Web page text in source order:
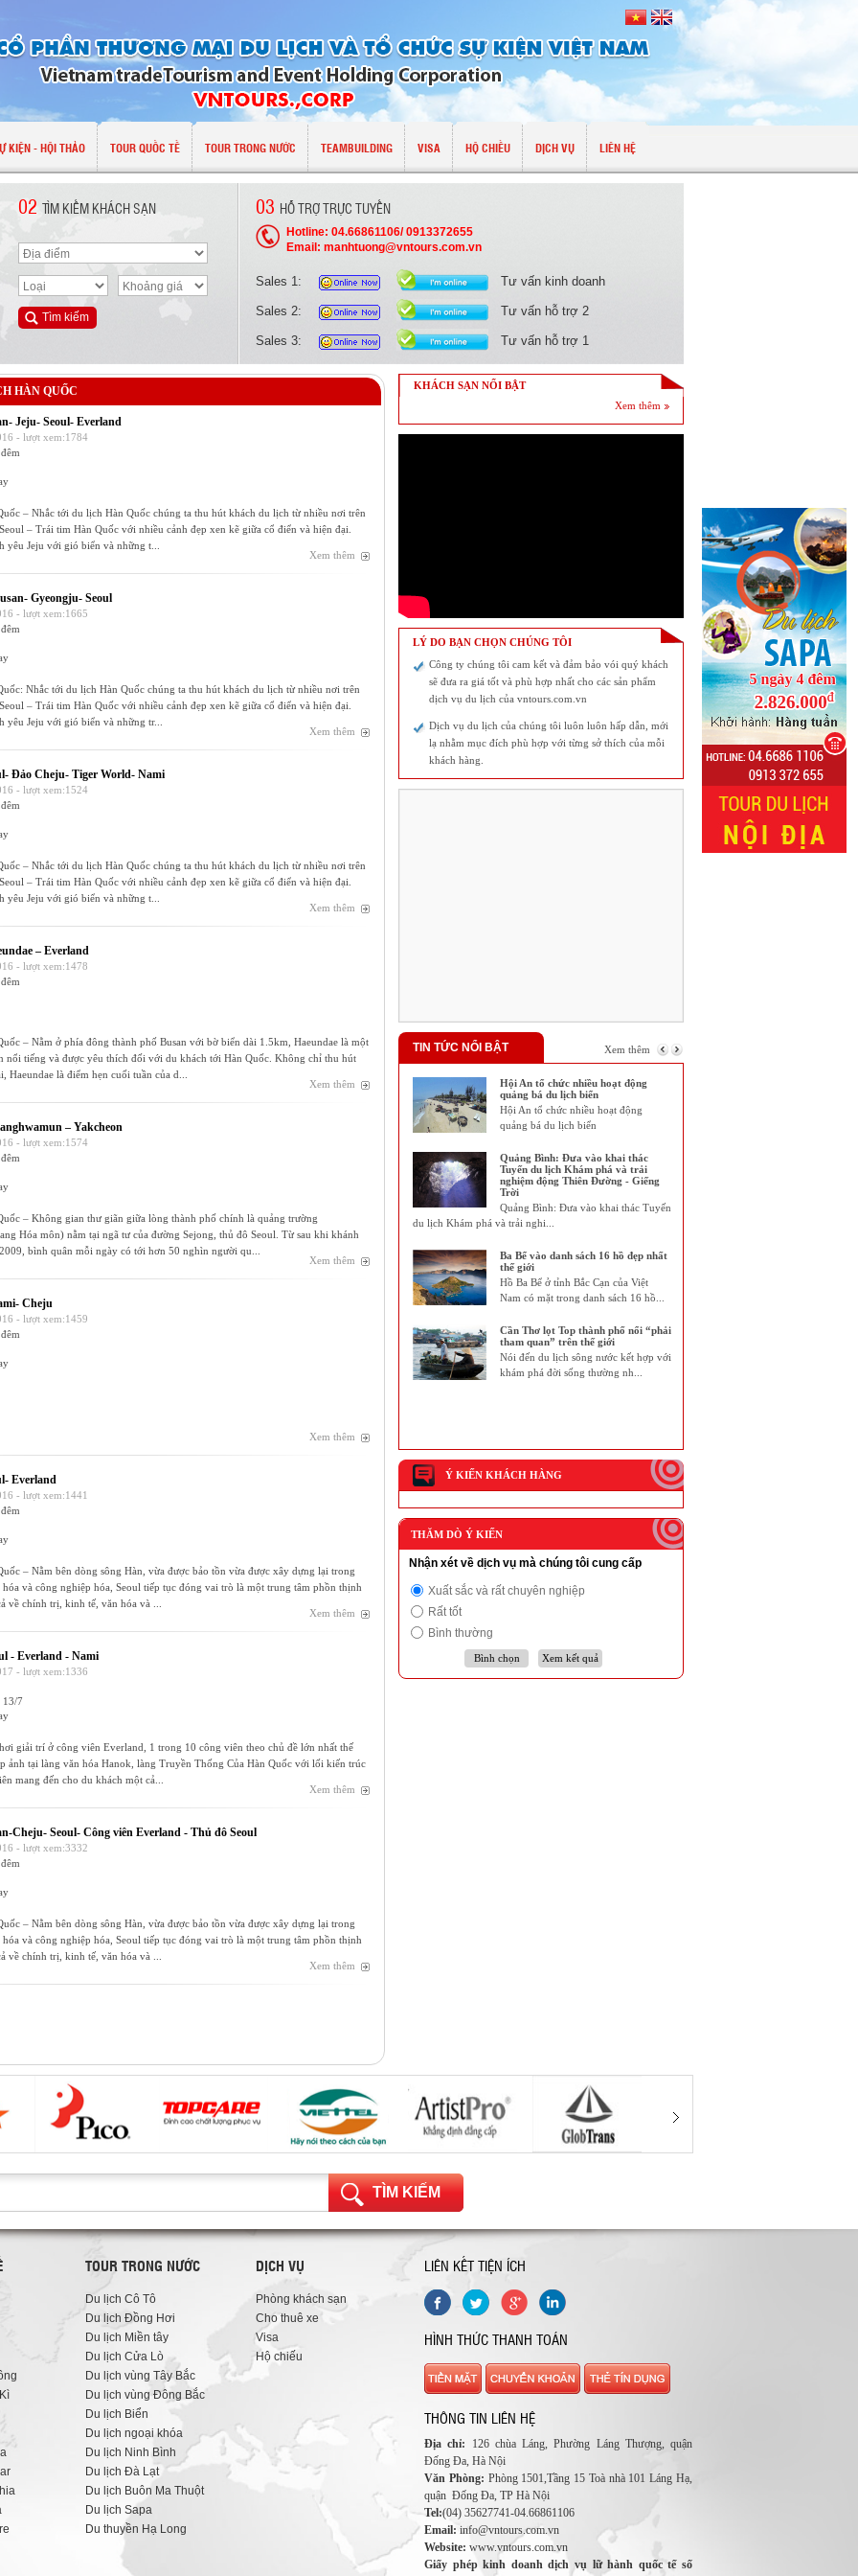
KIỆN - HỘI THẢO TOUR QUỐC TẾ TOUR TRONG NƯỚC TEAMBUILDING VISA HỘ CHIẾU DỊCH VỤ LIÊN HỆ
02 TÌM KIẾM KHÁCH SẠN 03 HỖ TRỢ TRỰC TUYẾN
Hotline: 04.66861106/ 0913372655
Email: manhtuong@vntours.com.vn
Sales 1: Tư vấn kinh doanh
Sales 2: Tư vấn hỗ trợ 2
Sales 3: Tư vấn hỗ trợ 1
HÀN QUỐC
Jeju- Seoul- Everland
- lượt xem:1784
– Nhắc tới du lịch Hàn Quốc chúng ta thu hút khách du lịch từ nhiều nơi trên
– Trái tim Hàn Quốc với nhiều cảnh đẹp xen kẽ giữa cổ điển và hiện đại.
yêu Jeju với gió biển và những t...
Xem thêm
Gyeongju- Seoul
- lượt xem:1665
Nhắc tới du lịch Hàn Quốc chúng ta thu hút khách du lịch từ nhiều nơi trên
– Trái tim Hàn Quốc với nhiều cảnh đẹp xen kẽ giữa cổ điển và hiện đại.
yêu Jeju với gió biển và những tr...
Xem thêm
Đảo Cheju- Tiger World- Nami
- lượt xem:1524
– Nhắc tới du lịch Hàn Quốc chúng ta thu hút khách du lịch từ nhiều nơi trên
– Trái tim Hàn Quốc với nhiều cảnh đẹp xen kẽ giữa cổ điển và hiện đại.
yêu Jeju với gió biển và những t...
Xem thêm
– Everland
- lượt xem:1478
– Nằm ở phía đông thành phố Busan với bờ biển dài 1.5km, Haeundae là một
nổi tiếng và được yêu thích đối với du khách tới Hàn Quốc. Không chỉ thu hút
Haeundae là điểm hẹn cuối tuần của d...
Xem thêm
– Yakcheon
- lượt xem:1574
– Không gian thư giãn giữa lòng thành phố chính là quảng trường
Hóa môn) nằm tại ngã tư của đường Sejong, thủ đô Seoul. Từ sau khi khánh
bình quân mỗi ngày có tới hơn 50 nghìn người qu...
Xem thêm
Cheju
- lượt xem:1459
Xem thêm
Everland
- lượt xem:1441
– Nằm bên dòng sông Hàn, vừa được bảo tồn vừa được xây dựng lại trong
và công nghiệp hóa, Seoul tiếp tục đóng vai trò là một trung tâm phồn thịnh
về chính trị, kinh tế, văn hóa và ...
Xem thêm
- Everland - Nami
- lượt xem:1336
13/7
giải trí ở công viên Everland, 1 trong 10 công viên theo chủ đề lớn nhất thế
ảnh tại làng văn hóa Hanok, làng Truyền Thống Của Hàn Quốc với lối kiến trúc
mang đến cho du khách một cả...
Xem thêm
Cheju- Seoul- Công viên Everland - Thủ đô Seoul
- lượt xem:3332
– Nằm bên dòng sông Hàn, vừa được bảo tồn vừa được xây dựng lại trong
và công nghiệp hóa, Seoul tiếp tục đóng vai trò là một trung tâm phồn thịnh
về chính trị, kinh tế, văn hóa và ...
Xem thêm
KHÁCH SẠN NỔI BẬT
Xem thêm
LÝ DO BẠN CHỌN CHÚNG TÔI
Công ty chúng tôi cam kết và đảm bảo vói quý khách
sẽ đưa ra giá tốt và phù hợp nhất cho các sản phẩm
dịch vụ du lịch của vntours.com.vn
Dịch vụ du lịch của chúng tôi luôn luôn hấp dẫn, mới
lạ nhằm mục đích phù hợp với từng sở thích của mỗi
khách hàng.
TIN TỨC NỔI BẬT Xem thêm
Hội An tổ chức nhiều hoạt động
du lịch Khám phá và trải nghi...
Ba Bể vào danh sách 16 hồ đẹp nhất
Hội An tổ chức nhiều hoạt động
quảng bá du lịch biển
Hội An tổ chức nhiều hoạt động
quảng bá du lịch biển
Quảng Bình: Đưa vào khai thác
Tuyến du lịch Khám phá và trải
nghiệm động Thiên Đường - Giếng
Trời
Quảng Bình: Đưa vào khai thác Tuyến
du lịch Khám phá và trải nghi...
Ba Bể vào danh sách 16 hồ đẹp nhất
thế giới
Hồ Ba Bể ở tỉnh Bắc Cạn của Việt
Nam có mặt trong danh sách 16 hồ...
Cần Thơ lọt Top thành phố nổi “phải
tham quan” trên thế giới
Nói đến du lịch sông nước kết hợp với
khám phá đời sống thường nh...
Ý KIẾN KHÁCH HÀNG
THĂM DÒ Ý KIẾN
Nhận xét về dịch vụ mà chúng tôi cung cấp
Xuất sắc và rất chuyên nghiệp
Rất tốt
Bình thường
Bình chọn Xem kết quả
TÌM KIẾM
TOUR TRONG NƯỚC
Du lịch Cô Tô
Du lịch Đồng Hơi
Du lịch Miền tây
Du lịch Cửa Lò
Du lịch vùng Tây Bắc
Du lịch vùng Đông Bắc
Du lịch Biển
Du lịch ngoại khóa
Du lịch Ninh Bình
Du lịch Đà Lạt
Du lịch Buôn Ma Thuột
Du lịch Sapa
Du thuyền Hạ Long
DỊCH VỤ
Phòng khách sạn
Cho thuê xe
Visa
Hộ chiếu
LIÊN KẾT TIỆN ÍCH
HÌNH THỨC THANH TOÁN
THÔNG TIN LIÊN HỆ
Địa chỉ:
126 chùa Láng, Phường Láng Thượng, quận
Đống Đa, Hà Nội
Văn Phòng: Phòng 1501,Tầng 15 Toà nhà 101 Láng Hạ,
quận Đống Đa, TP Hà Nội
Tel:(04) 35627741-04.66861106
Email: info@vntours.com.vn
Website: www.vntours.com.vn
Giấy phép kinh doanh dịch vụ lữ hành quốc tế số